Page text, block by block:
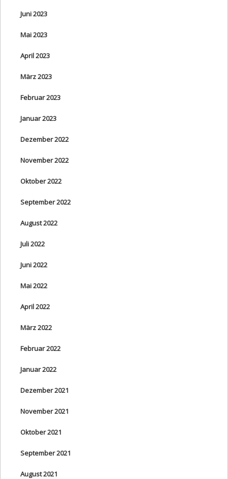
Juni 2023
Mai 2023
April 2023
März 2023
Februar 2023
Januar 2023
Dezember 2022
November 2022
Oktober 2022
September 2022
August 2022
Juli 2022
Juni 2022
Mai 2022
April 2022
März 2022
Februar 2022
Januar 2022
Dezember 2021
November 2021
Oktober 2021
September 2021
August 2021